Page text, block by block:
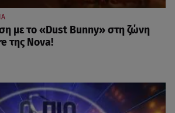
με το «Dust Bunny» στη ζώνη
της Nova!